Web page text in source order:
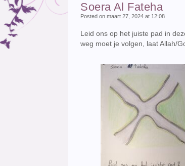
Soera Al Fateha
Posted on maart 27, 2024 at 12:08
Leid ons op het juiste pad in
weg moet je volgen, laat Allah/